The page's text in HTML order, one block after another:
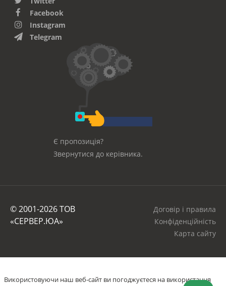
Facebook
Instagram
Telegram
Є пропозиція?
Звернутися до керівника.
© 2001-2026 ТОВ
«СЕРВЕР.ЮА»
Договір і правила
Конфіденційність
Карта сайту
Використовуючи наш веб-сайт ви погоджуєтеся на використання